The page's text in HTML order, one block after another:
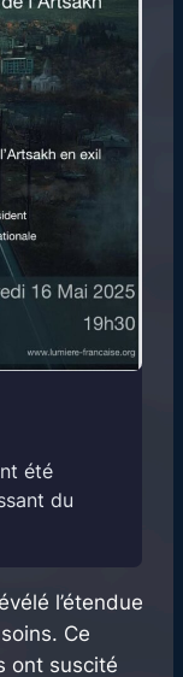
été
du
l’étendue
Ce
ont suscité